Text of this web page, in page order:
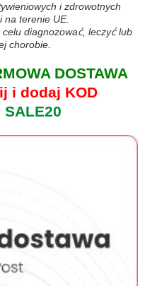
i zdrowotnych
na terenie UE.
diagnozować, leczyć lub
chorobie.
DOSTAWA
i dodaj KOD
SALE20